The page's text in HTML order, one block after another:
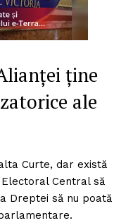
ține
ale
Curte, dar există
Central să
Dreptei să nu poată